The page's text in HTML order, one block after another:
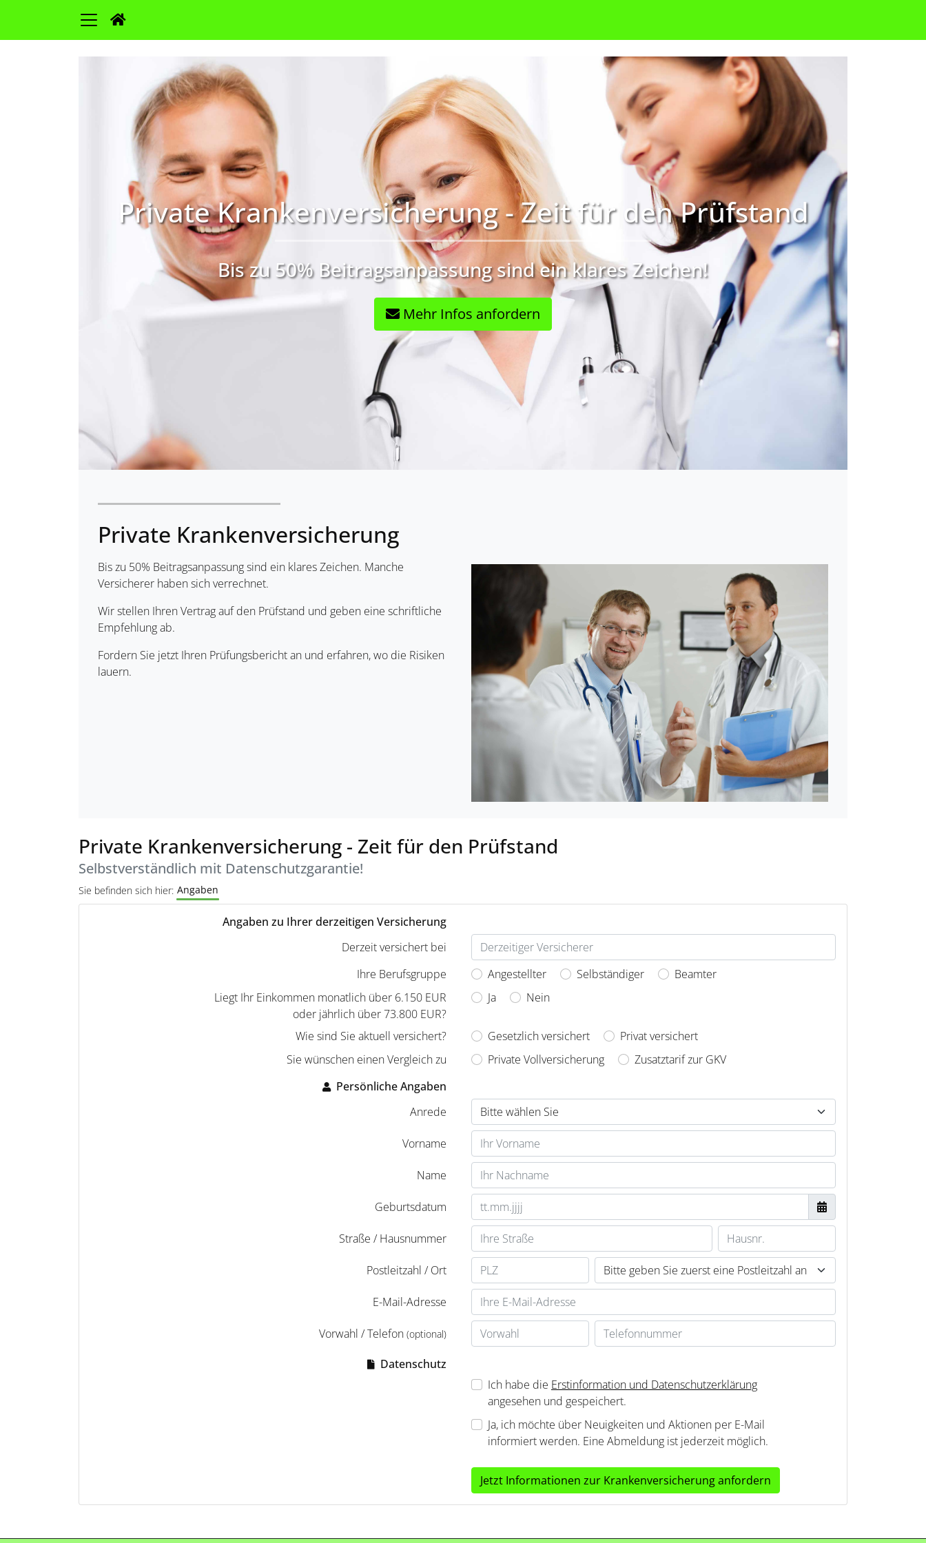
Private Krankenversicherung - Zeit für den Prüfstand
Bis zu 50% Beitragsanpassung sind ein klares Zeichen!
Mehr Infos anfordern
Private Krankenversicherung
Bis zu 50% Beitragsanpassung sind ein klares Zeichen. Manche
Versicherer haben sich verrechnet.
Wir stellen Ihren Vertrag auf den Prüfstand und geben eine schriftliche
Empfehlung ab.
Fordern Sie jetzt Ihren Prüfungsbericht an und erfahren, wo die Risiken
lauern.
Private Krankenversicherung - Zeit für den Prüfstand
Selbstverständlich mit Datenschutzgarantie!
Sie befinden sich hier: Angaben
Angaben zu Ihrer derzeitigen Versicherung
Derzeit versichert bei
Ihre Berufsgruppe
Angestellter Selbständiger
Beamter
Liegt Ihr Einkommen monatlich über 6.150 EUR
oder jährlich über 73.800 EUR?
Ja Nein
Wie sind Sie aktuell versichert? Gesetzlich versichert
Privat versichert
Sie wünschen einen Vergleich zu
Private Vollversicherung
Zusatztarif zur GKV
Persönliche Angaben
Anrede
Vorname
Name
Geburtsdatum
Straße / Hausnummer
Postleitzahl / Ort
E-Mail-Adresse
Vorwahl / Telefon (optional)
Datenschutz
Ich habe die Erstinformation und Datenschutzerklärung
angesehen und gespeichert.
Ja, ich möchte über Neuigkeiten und Aktionen per E-Mail
informiert werden. Eine Abmeldung ist jederzeit möglich.
Jetzt Informationen zur Krankenversicherung anfordern